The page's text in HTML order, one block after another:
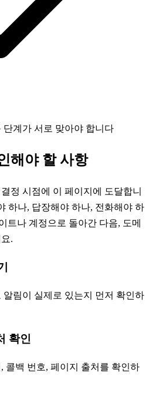
단계가 서로 맞아야 합니다
해야 할 사항
정 시점에 이 페이지에 도달합니
하나, 답장해야 하나, 전화해야 하
트나 계정으로 돌아간 다음, 도메
.
림이 실제로 있는지 먼저 확인하
확인
콜백 번호, 페이지 출처를 확인하